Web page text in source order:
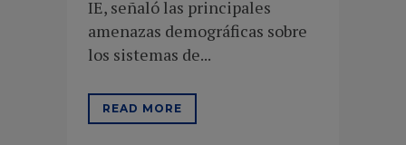
IE, señaló las principales
amenazas demográficas sobre
los sistemas de...
READ MORE